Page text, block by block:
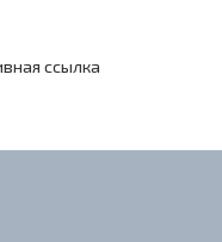
ссылка